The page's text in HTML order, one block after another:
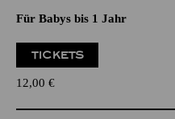
Für Babys bis 1 Jahr
TICKETS
12,00 €